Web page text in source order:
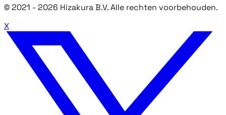
© 2021 - 2026 Hizakura B.V. Alle rechten voorbehouden.
X